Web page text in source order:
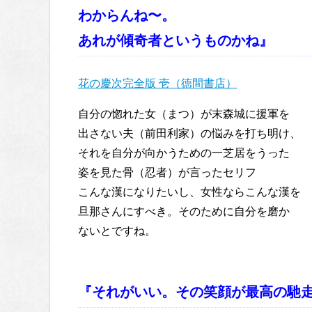
わからんね〜。
あれが傾奇者というものかね』
花の慶次完全版 壱（徳間書店）
自分の惚れた女（まつ）が末森城に援軍を
出さない夫（前田利家）の悩みを打ち明け、
それを自分が向かうための一芝居をうった
姿を見た骨（忍者）が言ったセリフ
こんな漢になりたいし、女性ならこんな漢を
旦那さんにすべき。そのために自分を磨か
ないとですね。
『それがいい。その笑顔が最高の馳